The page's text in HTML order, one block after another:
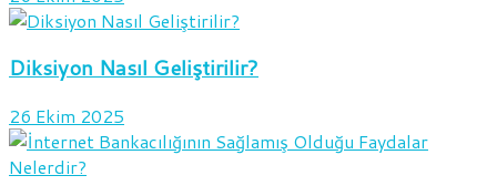
Diksiyon Nasıl Geliştirilir?
26 Ekim 2025